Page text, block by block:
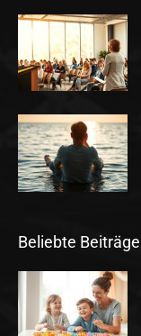
Beliebte Beiträge